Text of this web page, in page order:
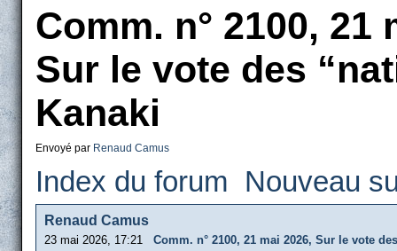
Comm. n° 2100, 21
Sur le vote des
Kanaki
Envoyé par Renaud Camus
Index du forum Nouveau
Renaud Camus
23 mai 2026, 17:21 Comm. n° 2100, 21 mai 2026, Sur le vote